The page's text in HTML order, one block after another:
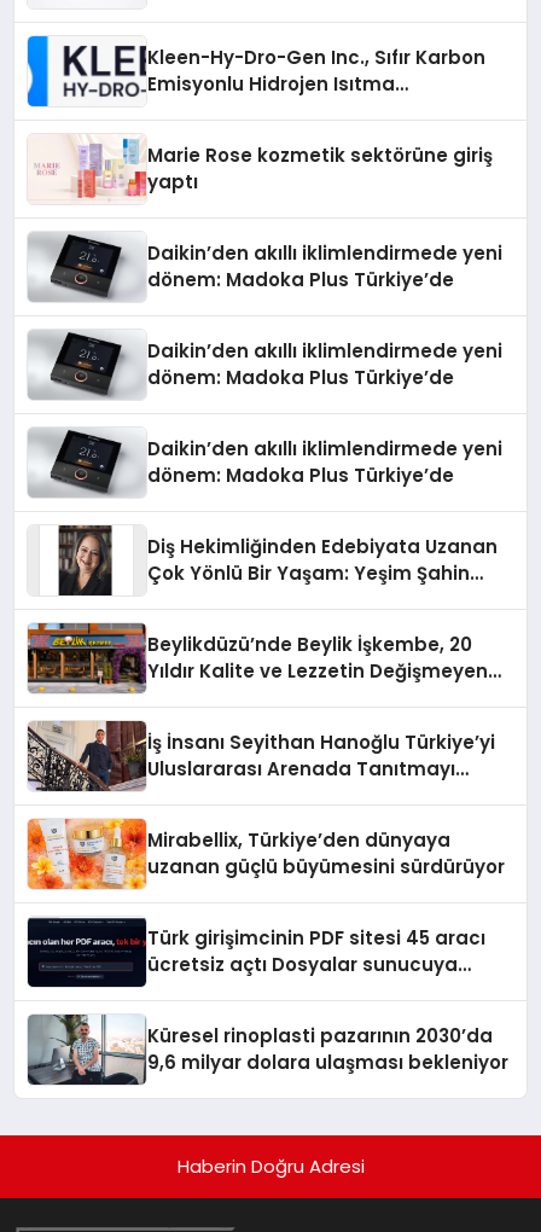
Kleen-Hy-Dro-Gen Inc., Sıfır Karbon
Emisyonlu Hidrojen Isıtma
Marie Rose kozmetik sektörüne giriş
yaptı
Daikin’den akıllı iklimlendirmede yeni
dönem: Madoka Plus Türkiye’de
Daikin’den akıllı iklimlendirmede yeni
dönem: Madoka Plus Türkiye’de
Daikin’den akıllı iklimlendirmede yeni
dönem: Madoka Plus Türkiye’de
Diş Hekimliğinden Edebiyata Uzanan
Çok Yönlü Bir Yaşam: Yeşim Şahin
Beylikdüzü’nde Beylik İşkembe, 20
Yıldır Kalite ve Lezzetin Değişmeyen
İş İnsanı Seyithan Hanoğlu Türkiye’yi
Uluslararası Arenada Tanıtmayı
Mirabellix, Türkiye’den dünyaya
uzanan güçlü büyümesini sürdürüyor
Türk girişimcinin PDF sitesi 45 aracı
ücretsiz açtı Dosyalar sunucuya
Küresel rinoplasti pazarının 2030’da
9,6 milyar dolara ulaşması bekleniyor
Haberin Doğru Adresi